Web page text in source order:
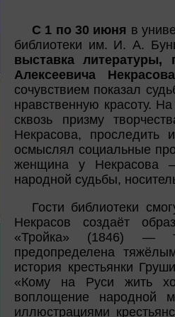
С 1 по 30 июня в
библиотеки им. И. А.
выставка
Алексеевича Некрасова
сочувствием показал
нравственную красоту.
сквозь призму
Некрасова, проследить
осмыслял социальные
женщина у Некрасова
народной судьбы,
Гости библиотеки
Некрасов создаёт
«Тройка» (1846) —
предопределена
история крестьянки
«Кому на Руси жить
воплощение народной
иллюстрациями